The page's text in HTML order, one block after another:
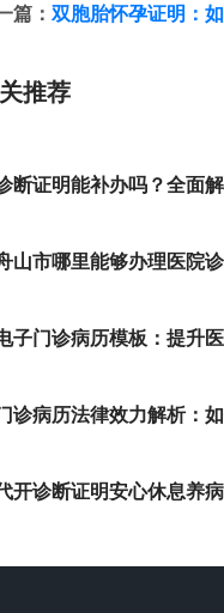
篇： 双胞胎怀孕证明：
推荐
断证明能补办吗？全面
山市哪里能够办理医院
子门诊病历模板：提升医
诊病历法律效力解析：
开诊断证明安心休息养